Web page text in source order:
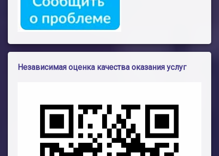
Независимая оценка качества оказания услуг